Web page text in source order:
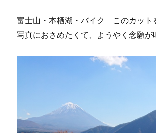
富士山・本栖湖・バイク このカット
写真におさめたくて、ようやく念願が